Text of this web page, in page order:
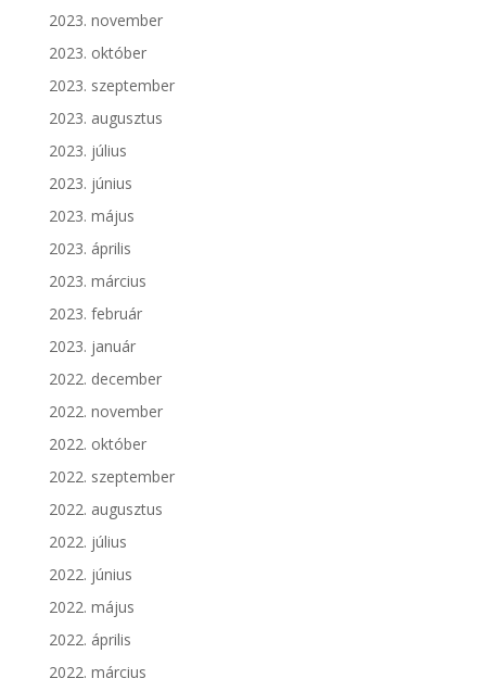
2023. november
2023. október
2023. szeptember
2023. augusztus
2023. július
2023. június
2023. május
2023. április
2023. március
2023. február
2023. január
2022. december
2022. november
2022. október
2022. szeptember
2022. augusztus
2022. július
2022. június
2022. május
2022. április
2022. március